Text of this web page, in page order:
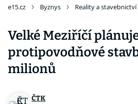
e15.cz Byznys Reality a stavebnictví
Velké Meziříčí
protipovodňové
milionů
ČTK